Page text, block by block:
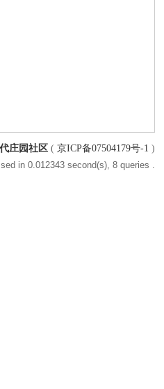
庄园社区( 京ICP备07504179号-1 )
in 0.012343 second(s), 8 queries .